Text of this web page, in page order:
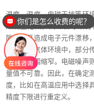
温度、湿度、电磁干扰等环
效测量范围。高温会导致材
隙，甚至造成电子元件漂移
或腐蚀性气体环境中，部
致线性范围缩窄。电磁噪声
量值不可靠。因此，在确定
度，比如在高温应用中选择
精度下限进行重定义。
你们是怎么收费的呢？